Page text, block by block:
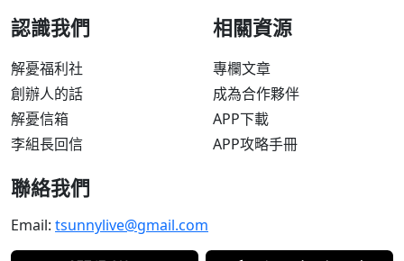
認識我們
解憂福利社
創辦人的話
解憂信箱
李組長回信
相關資源
專欄文章
成為合作夥伴
APP下載
APP攻略手冊
聯絡我們
Email: tsunnylive@gmail.com